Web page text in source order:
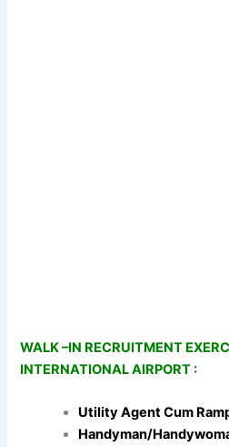
WALK –IN RECRUITMENT
INTERNATIONAL AIRPORT :
Utility Agent Cum
Handyman/